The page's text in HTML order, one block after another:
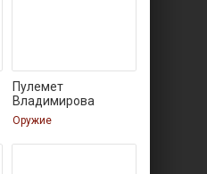
Пулемет
Владимирова
Оружие